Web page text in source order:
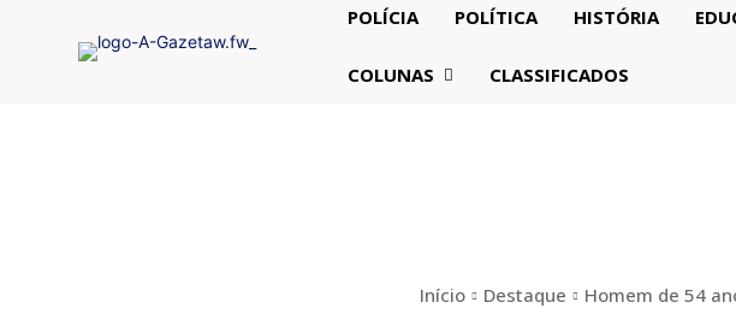
POLÍCIA POLÍTICA HISTÓRIA
COLUNAS CLASSIFICADOS
Início Destaque Homem de 54